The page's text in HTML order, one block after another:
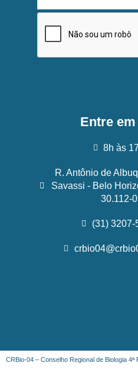
Entre
8h às
R. Antônio de
Savassi - Belo
30.112-
(31) 3207-
CRBio-04 – Conselho Regional de Biologia 4ª